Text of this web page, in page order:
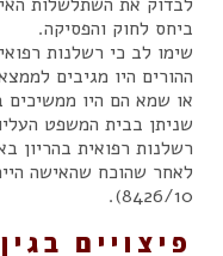
ביחס לחוק והפסיקה.
שימו לב כי רשלנות
ההורים היו מגיבים
או שמא הם היו ממשיכים
רשלנות רפואית בהריון
לאחר שהוכח שהאישה
8426/10).
פיצויים